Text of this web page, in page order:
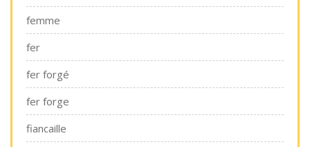
femme
fer
fer forgé
fer forge
fiancaille